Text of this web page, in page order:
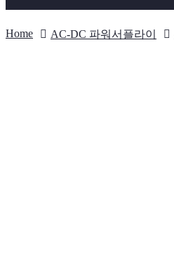
Home AC-DC 파워서플라이